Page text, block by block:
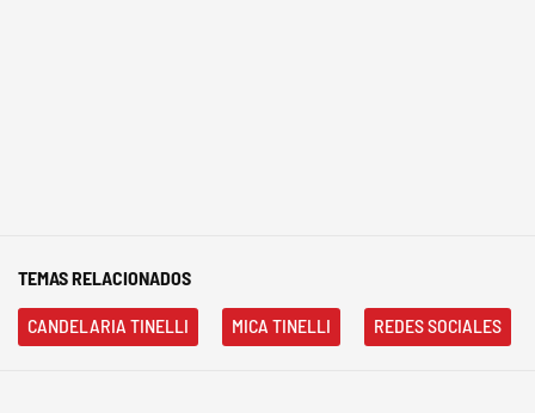
TEMAS RELACIONADOS
CANDELARIA TINELLI MICA TINELLI REDES SOCIALES